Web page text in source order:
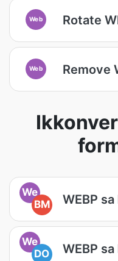
Web Rotate
Web Remove
We
BM
WEBP sa
We
DO
WEBP sa